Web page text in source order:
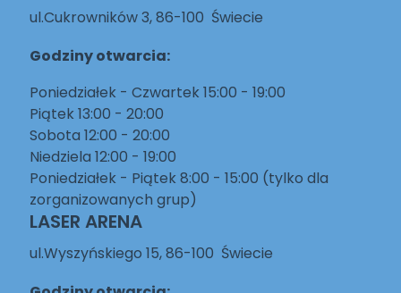
ul.Cukrowników 3, 86-100 Świecie
Godziny otwarcia:
Poniedziałek - Czwartek 15:00 - 19:00
Piątek 13:00 - 20:00
Sobota 12:00 - 20:00
Niedziela 12:00 - 19:00
Poniedziałek - Piątek 8:00 - 15:00 (tylko dla
zorganizowanych grup)
LASER ARENA
ul.Wyszyńskiego 15, 86-100 Świecie